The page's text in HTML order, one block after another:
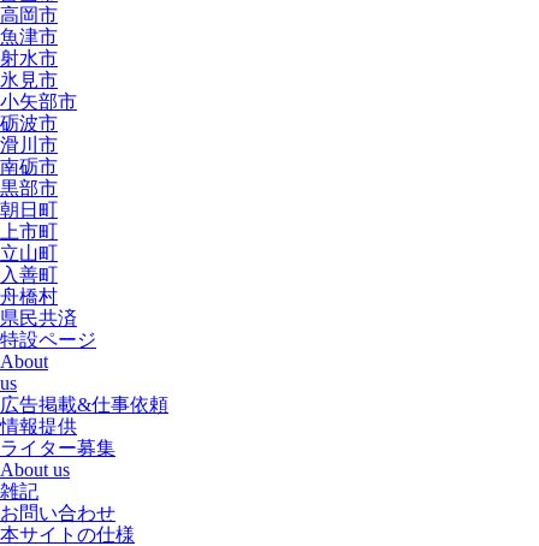
高岡市
魚津市
射水市
氷見市
小矢部市
砺波市
滑川市
南砺市
黒部市
朝日町
上市町
立山町
入善町
舟橋村
県民共済
特設ページ
About
us
広告掲載&仕事依頼
情報提供
ライター募集
About us
雑記
お問い合わせ
本サイトの仕様